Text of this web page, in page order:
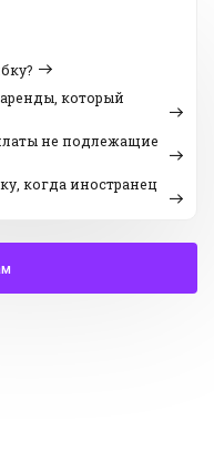
который
не подлежащие
когда иностранец